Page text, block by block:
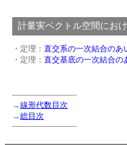
計量実ベクトル空間に
・定理： 直交系の一次結合のあ
・定理： 直交基底の一次結合の
→線形代数目次
→総目次